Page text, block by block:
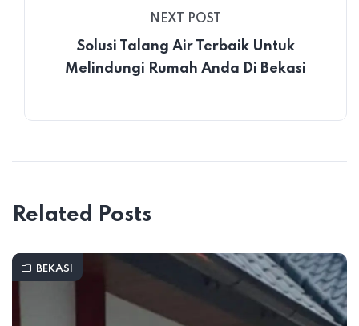
NEXT POST
Solusi Talang Air Terbaik Untuk
Melindungi Rumah Anda Di Bekasi
Related Posts
BEKASI